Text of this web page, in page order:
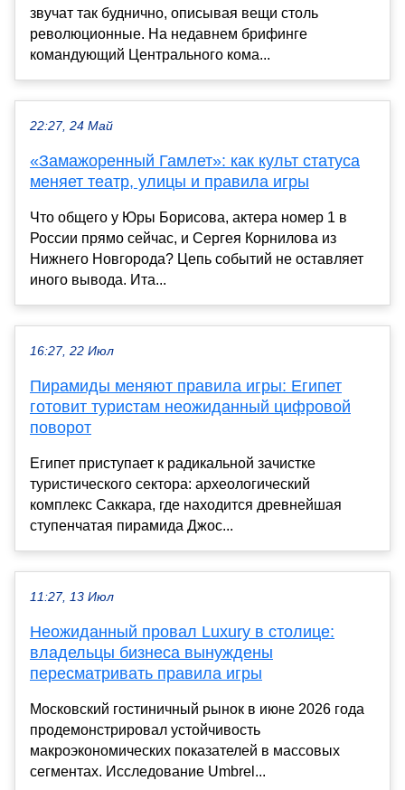
звучат так буднично, описывая вещи столь
революционные. На недавнем брифинге
командующий Центрального кома...
22:27, 24 Май
«Замажоренный Гамлет»: как культ статуса
меняет театр, улицы и правила игры
Что общего у Юры Борисова, актера номер 1 в
России прямо сейчас, и Сергея Корнилова из
Нижнего Новгорода? Цепь событий не оставляет
иного вывода. Ита...
16:27, 22 Июл
Пирамиды меняют правила игры: Египет
готовит туристам неожиданный цифровой
поворот
Египет приступает к радикальной зачистке
туристического сектора: археологический
комплекс Саккара, где находится древнейшая
ступенчатая пирамида Джос...
11:27, 13 Июл
Неожиданный провал Luxury в столице:
владельцы бизнеса вынуждены
пересматривать правила игры
Московский гостиничный рынок в июне 2026 года
продемонстрировал устойчивость
макроэкономических показателей в массовых
сегментах. Исследование Umbrel...